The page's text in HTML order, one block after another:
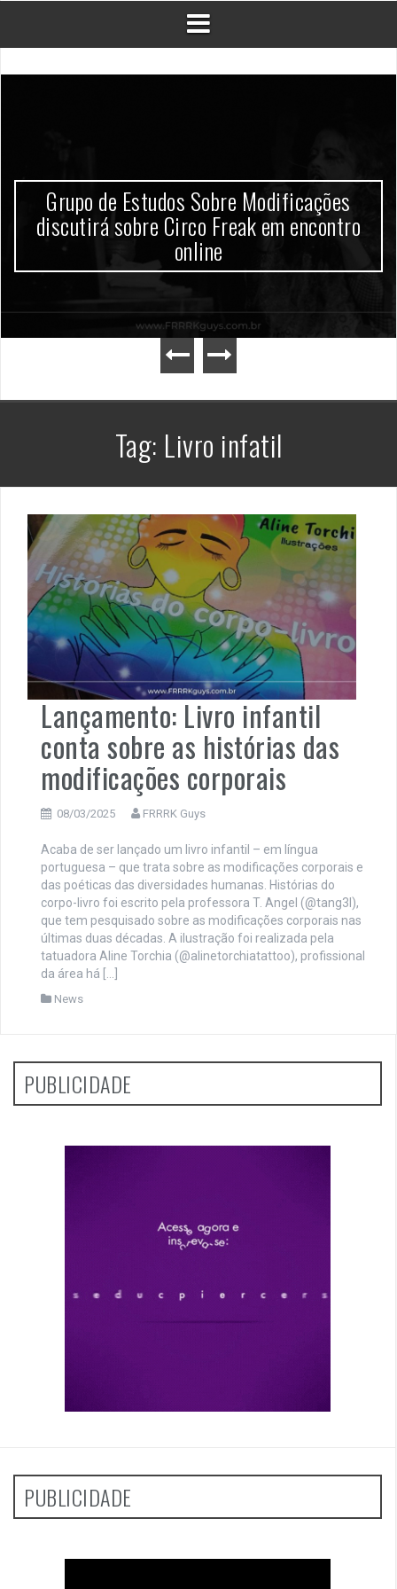
Grupo de Estudos Sobre Modificações
discutirá sobre Circo Freak em encontro
online
Tag: Livro infatil
Lançamento: Livro infantil
conta sobre as histórias das
modificações corporais
08/03/2025 FRRRK Guys
Acaba de ser lançado um livro infantil – em língua
portuguesa – que trata sobre as modificações corporais e
das poéticas das diversidades humanas. Histórias do
corpo-livro foi escrito pela professora T. Angel (@tang3l),
que tem pesquisado sobre as modificações corporais nas
últimas duas décadas. A ilustração foi realizada pela
tatuadora Aline Torchia (@alinetorchiatattoo), profissional
da área há […]
News
PUBLICIDADE
PUBLICIDADE